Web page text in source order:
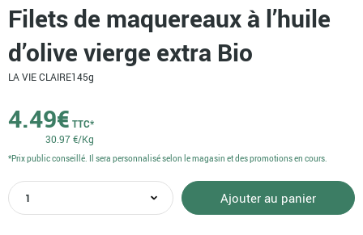
Filets de maquereaux à l’huile
d’olive vierge extra Bio
LA VIE CLAIRE145g
4.49€ TTC*
30.97 €/Kg
quantité
de
Ajouter au panier
*Prix public conseillé. Il sera personnalisé selon le magasin et des promotions en cours.